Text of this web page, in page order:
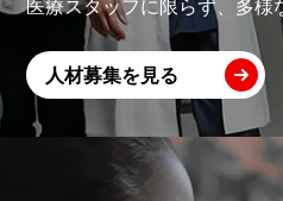
人材募集を見る